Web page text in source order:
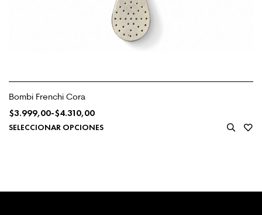
Bombi Frenchi Cora
$3.999,00-$4.310,00
SELECCIONAR OPCIONES